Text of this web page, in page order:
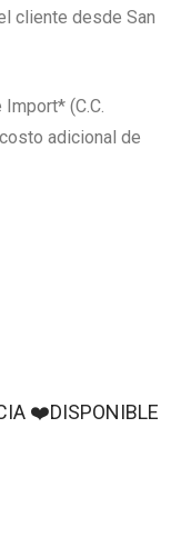
cliente desde San
(C.C.
adicional de
❤️DISPONIBLE